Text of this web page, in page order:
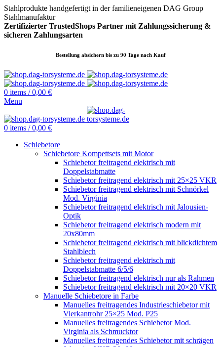
Stahlprodukte handgefertigt in der familieneigenen DAG Group
Stahlmanufaktur
Zertifizierter TrustedShops Partner mit Zahlungssicherung &
sicheren Zahlungsarten
Bestellung absichern bis zu 90 Tage nach Kauf
0 items / 0,00 €
Menu
0 items / 0,00 €
Schiebetore
Schiebetore Kompettsets mit Motor
Schiebetor freitragend elektrisch mit
Doppelstabmatte
Schiebetor freitragend elektrisch mit 25×25 VKR
Schiebetor freitragend elektrisch mit Schnörkel
Mod. Virginia
Schiebetor freitragend elektrisch mit Jalousien-
Optik
Schiebetor freitragend elektrisch modern mit
20x80mm
Schiebetor freitragend elektrisch mit blickdichtem
Stahlblech
Schiebetor freitragend elektrisch mit
Doppelstabmatte 6/5/6
Schiebetor freitragend elektrisch nur als Rahmen
Schiebetor freitragend elektrisch mit 20×20 VKR
Manuelle Schiebetore in Farbe
Manuelles freitragendes Industrieschiebetor mit
Vierkantrohr 25×25 Mod. P25
Manuelles freitragendes Schiebetor Mod.
Virginia als Schmucktor
Manuelles freitragendes Schiebetor mit schrägen